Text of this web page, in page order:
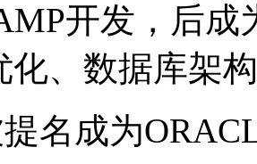
开发，后成
化、数据库架
名成为